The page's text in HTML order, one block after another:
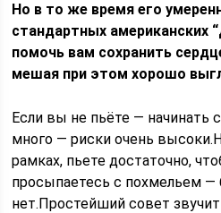
Но в то же время его
стандартных американских
помочь вам сохранить
мешая при этом хорошо
Если вы не пьёте — начинать
много — риски очень
рамках, пьете достаточно,
просыпаетесь с похмельем —
нет.Простейший совет